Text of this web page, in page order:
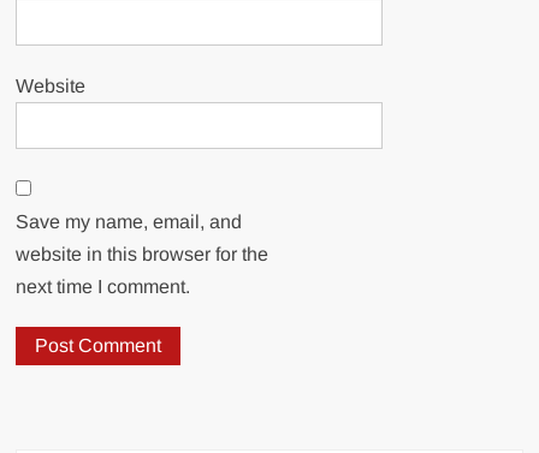
Website
Save my name, email, and
website in this browser for the
next time I comment.